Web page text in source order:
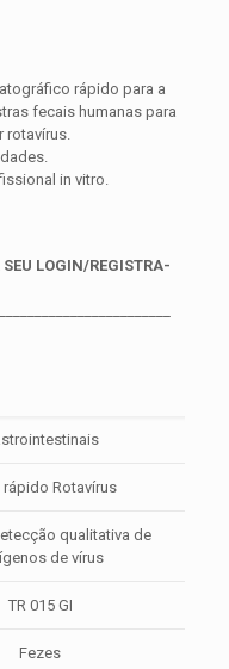
rápido para a
fecais humanas para
in vitro.
LOGIN/REGISTRA-
rápido Rotavírus
qualitativa de
de vírus
TR 015 GI
Fezes